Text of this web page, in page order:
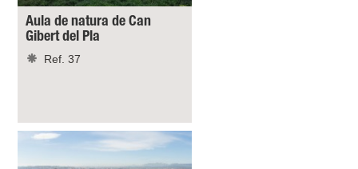
Aula de natura de Can
Gibert del Pla
Ref. 37